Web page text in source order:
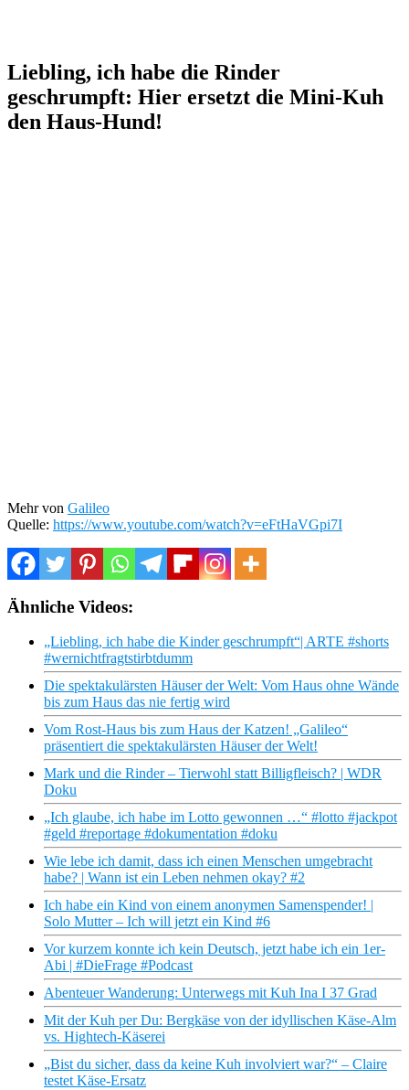
Liebling, ich habe die Rinder
geschrumpft: Hier ersetzt die Mini-Kuh
den Haus-Hund!
Mehr von Galileo
Quelle: https://www.youtube.com/watch?v=eFtHaVGpi7I
Ähnliche Videos:
„Liebling, ich habe die Kinder geschrumpft“| ARTE #shorts
#wernichtfragtstirbtdumm
Die spektakulärsten Häuser der Welt: Vom Haus ohne Wände
bis zum Haus das nie fertig wird
Vom Rost-Haus bis zum Haus der Katzen! „Galileo“
präsentiert die spektakulärsten Häuser der Welt!
Mark und die Rinder – Tierwohl statt Billigfleisch? | WDR
Doku
„Ich glaube, ich habe im Lotto gewonnen …“ #lotto #jackpot
#geld #reportage #dokumentation #doku
Wie lebe ich damit, dass ich einen Menschen umgebracht
habe? | Wann ist ein Leben nehmen okay? #2
Ich habe ein Kind von einem anonymen Samenspender! |
Solo Mutter – Ich will jetzt ein Kind #6
Vor kurzem konnte ich kein Deutsch, jetzt habe ich ein 1er-
Abi | #DieFrage #Podcast
Abenteuer Wanderung: Unterwegs mit Kuh Ina I 37 Grad
Mit der Kuh per Du: Bergkäse von der idyllischen Käse-Alm
vs. Hightech-Käserei
„Bist du sicher, dass da keine Kuh involviert war?“ – Claire
testet Käse-Ersatz